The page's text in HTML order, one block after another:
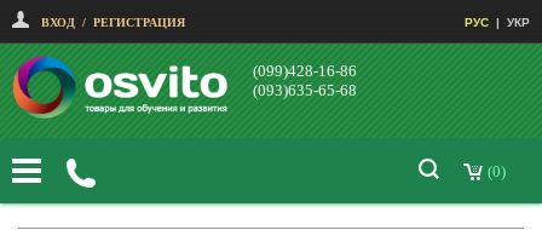
ВХОД / РЕГИСТРАЦИЯ РУС | УКР
(099)428-16-86
(093)635-65-68
(0)